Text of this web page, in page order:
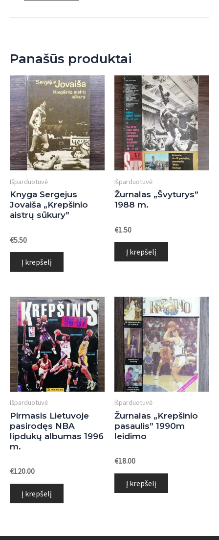
Panašūs produktai
Išparduotuvė
Knyga Sergejus
Jovaiša „Krepšinio
aistrų sūkury”
Įvertinimas:
0
iš
€5.50
Į krepšelį
Išparduotuvė
Žurnalas „Švyturys”
1988 m.
Įvertinimas:
0
iš
€1.50
Į krepšelį
Išparduotuvė
Pirmasis Lietuvoje
pasirodęs NBA
lipdukų albumas 1996
m.
Įvertinimas:
iš
€120.00
Į krepšelį
Išparduotuvė
Žurnalas „Krepšinio
pasaulis” 1990m
leidimo
Įvertinimas:
iš
€18.00
Į krepšelį